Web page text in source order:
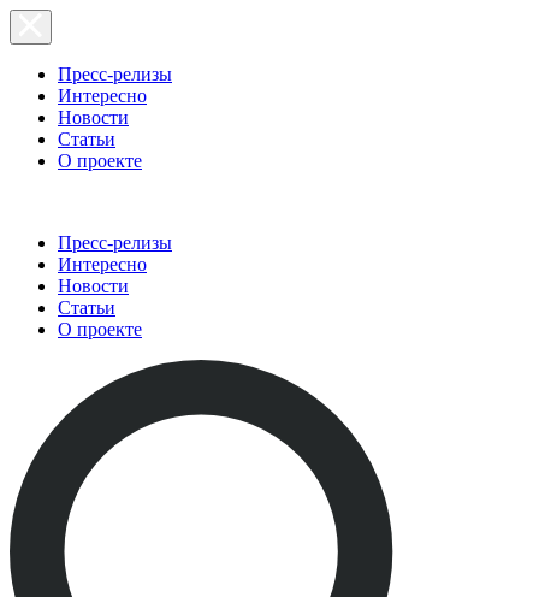
Пресс-релизы
Интересно
Новости
Статьи
О проекте
Пресс-релизы
Интересно
Новости
Статьи
О проекте